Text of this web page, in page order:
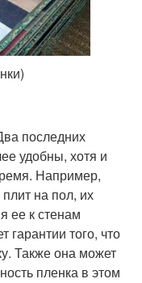
последних
удобны, хотя и
Например,
на пол, их
ее к стенам
гарантии того, что
Также она может
пленка в этом